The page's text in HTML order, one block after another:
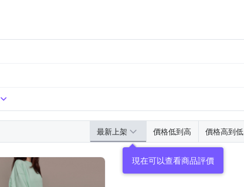
最新上架 價格低到高 價格高到低
現在可以查看商品評價